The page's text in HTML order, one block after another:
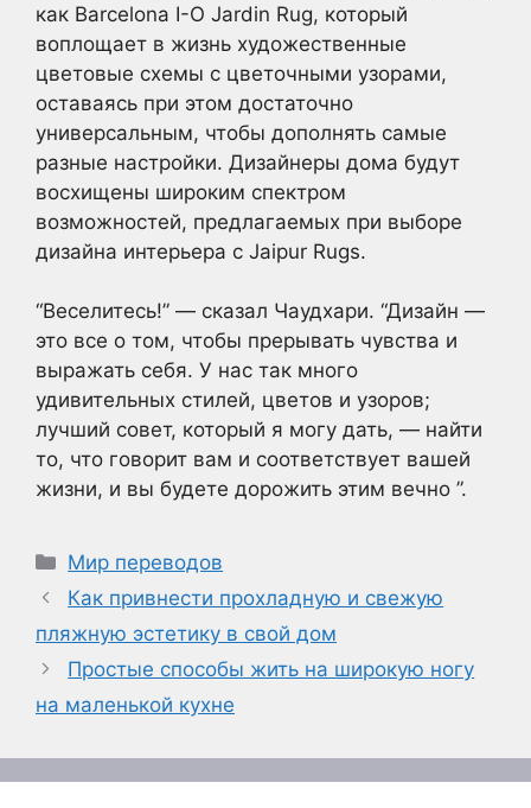
как Barcelona I-O Jardin Rug, который
воплощает в жизнь художественные
цветовые схемы с цветочными узорами,
оставаясь при этом достаточно
универсальным, чтобы дополнять самые
разные настройки. Дизайнеры дома будут
восхищены широким спектром
возможностей, предлагаемых при выборе
дизайна интерьера с Jaipur Rugs.
“Веселитесь!” — сказал Чаудхари. “Дизайн —
это все о том, чтобы прерывать чувства и
выражать себя. У нас так много
удивительных стилей, цветов и узоров;
лучший совет, который я могу дать, — найти
то, что говорит вам и соответствует вашей
жизни, и вы будете дорожить этим вечно ”.
Рубрики
Мир переводов
Как привнести прохладную и свежую
пляжную эстетику в свой дом
Простые способы жить на широкую ногу
на маленькой кухне